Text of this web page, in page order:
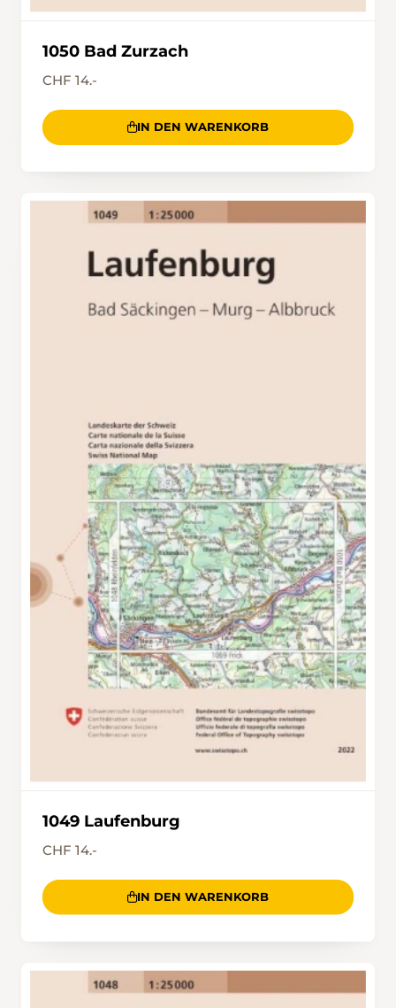
1050 Bad Zurzach
CHF 14.-
IN DEN WARENKORB
1049 Laufenburg
CHF 14.-
IN DEN WARENKORB